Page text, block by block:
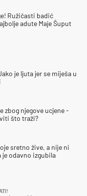
Ružičasti badić
adute Maje Šuput
je ljuta jer se miješa u
zbog njegove ucjene -
što traži?
sretno žive, a nije ni
je odavno izgubila